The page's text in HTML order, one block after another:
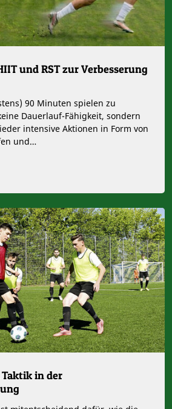
90 Minuten spielen zu
Dauerlauf-Fähigkeit, sondern
intensive Aktionen in Form von
und…